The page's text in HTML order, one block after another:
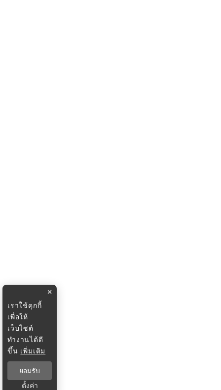
×
เราใช้คุกกี้
เพื่อให้
เว็บไซต์
ทำงานได้ดี
ขึ้น เพิ่มเติม
ยอมรับ
ตั้งค่า